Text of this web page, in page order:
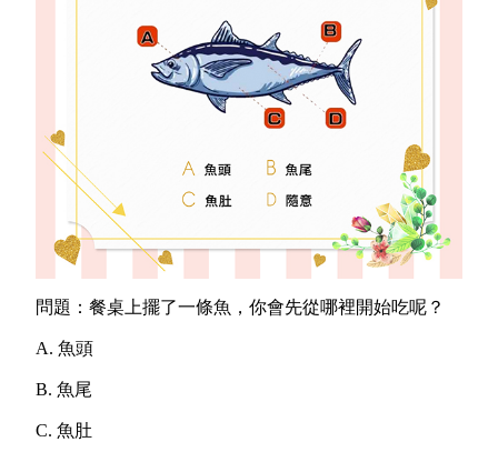
問題：餐桌上擺了一條魚，你會先從哪裡開始吃呢？
A. 魚頭
B. 魚尾
C. 魚肚